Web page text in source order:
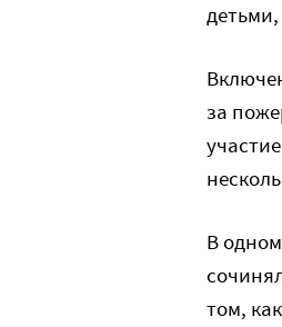
за
В
том,